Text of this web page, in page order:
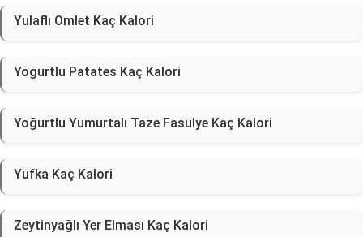
Yulaflı Omlet Kaç Kalori
Yoğurtlu Patates Kaç Kalori
Yoğurtlu Yumurtalı Taze Fasulye Kaç Kalori
Yufka Kaç Kalori
Zeytinyağlı Yer Elması Kaç Kalori